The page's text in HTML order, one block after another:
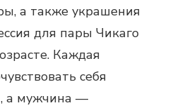
а также украшения
для пары Чикаго
Каждая
себя
а мужчина —